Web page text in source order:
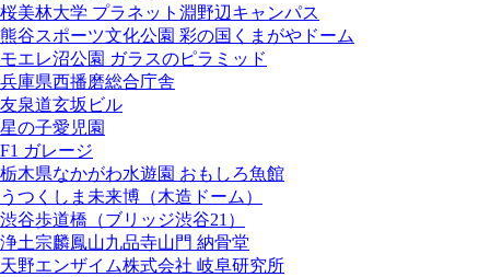
桜美林大学 プラネット淵野辺キャンパス
熊谷スポーツ文化公園 彩の国くまがやドーム
モエレ沼公園 ガラスのピラミッド
兵庫県西播磨総合庁舎
友泉道玄坂ビル
星の子愛児園
F1 ガレージ
栃木県なかがわ水遊園 おもしろ魚館
うつくしま未来博（木造ドーム）
渋谷歩道橋（ブリッジ渋谷21）
浄土宗麟鳳山九品寺山門 納骨堂
天野エンザイム株式会社 岐阜研究所